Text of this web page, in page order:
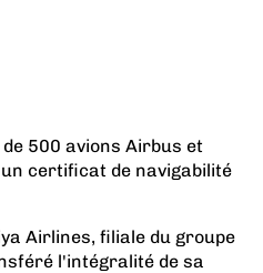
500 avions Airbus et
certificat de navigabilité
Airlines, filiale du groupe
l'intégralité de sa